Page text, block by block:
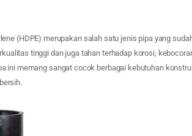
(HDPE) merupakan salah satu jenis pipa yang
tinggi dan juga tahan terhadap korosi,
ini memang sangat cocok berbagai kebutuhan